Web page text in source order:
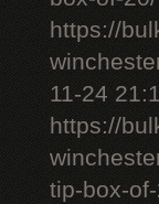
https://
11-24
https://
tip-box-